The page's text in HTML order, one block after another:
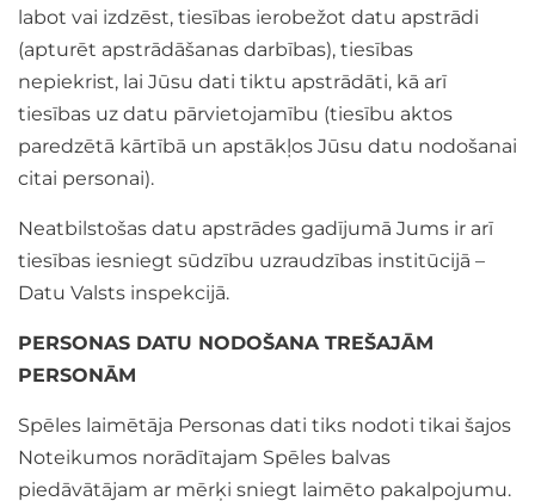
labot vai izdzēst, tiesības ierobežot datu apstrādi
(apturēt apstrādāšanas darbības), tiesības
nepiekrist, lai Jūsu dati tiktu apstrādāti, kā arī
tiesības uz datu pārvietojamību (tiesību aktos
paredzētā kārtībā un apstākļos Jūsu datu nodošanai
citai personai).
Neatbilstošas datu apstrādes gadījumā Jums ir arī
tiesības iesniegt sūdzību uzraudzības institūcijā –
Datu Valsts inspekcijā.
PERSONAS DATU NODOŠANA TREŠAJĀM
PERSONĀM
Spēles laimētāja Personas dati tiks nodoti tikai šajos
Noteikumos norādītajam Spēles balvas
piedāvātājam ar mērķi sniegt laimēto pakalpojumu.